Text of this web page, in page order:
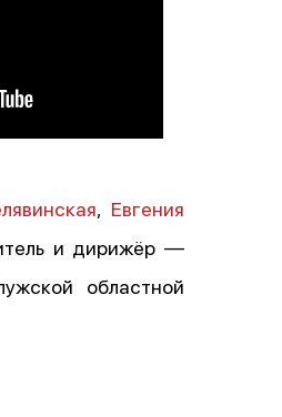
, Евгения
и дирижёр —
областной